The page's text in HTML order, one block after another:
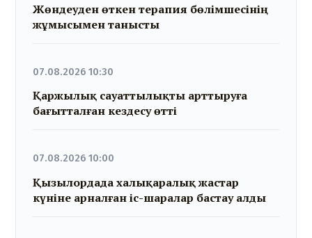
Жөндеуден өткен терапия бөлімшесінің
жұмысымен танысты
07.08.2026 10:30
Қаржылық сауаттылықты арттыруға
бағытталған кездесу өтті
07.08.2026 10:00
Қызылордада халықаралық жастар
күніне арналған іс-шаралар бастау алды